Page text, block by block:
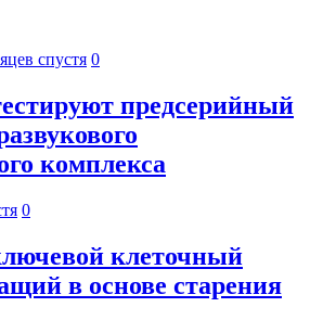
спустя 0
предсерийный
комплекса
0
клеточный
в основе старения